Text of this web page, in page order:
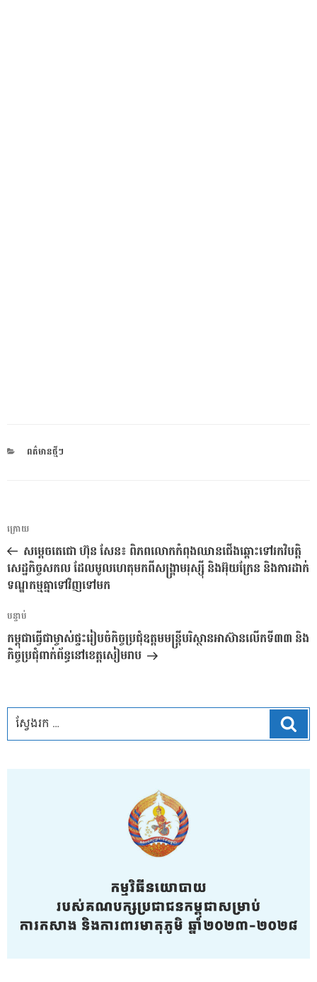
CATEGORIES
ពត៌មានថ្មីៗ
ការ​
នាំទិស​
ប្រកាស
អត្ថបទ
មុន
ក្រោយ
សម្តេចតេជោ ហ៊ុន សែន៖ ពិភពលោកកំពុងឈានជើងឆ្ពោះទៅរកវិបត្តិ
សេដ្ឋកិច្ចសកល ដែលមូលហេតុមកពីសង្គ្រាមរុស្ស៉ី និងអ៊ុយក្រែន និងការដាក់
ទណ្ឌកម្មគ្នាទៅវិញទៅមក
អត្ថបទ
បន្ទាប់
បន្ទាប់
កម្ពុជាធ្វើជាម្ចាស់ផ្ទះរៀបចំកិច្ចប្រជុំឧត្តមមន្រ្តីបរិស្ថានអាស៊ានលើកទី៣៣ និង
កិច្ចប្រជុំពាក់ព័ន្ធនៅខេត្តសៀមរាប